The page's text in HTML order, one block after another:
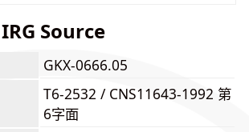
Source
GKX-0666.05
T6-2532 / CNS11643-1992 第
6字面